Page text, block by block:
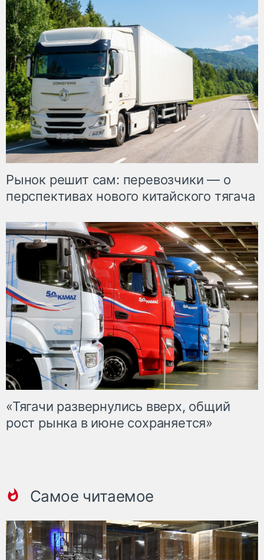
Рынок решит сам: перевозчики — о
перспективах нового китайского тягача
«Тягачи развернулись вверх, общий
рост рынка в июне сохраняется»
Самое читаемое